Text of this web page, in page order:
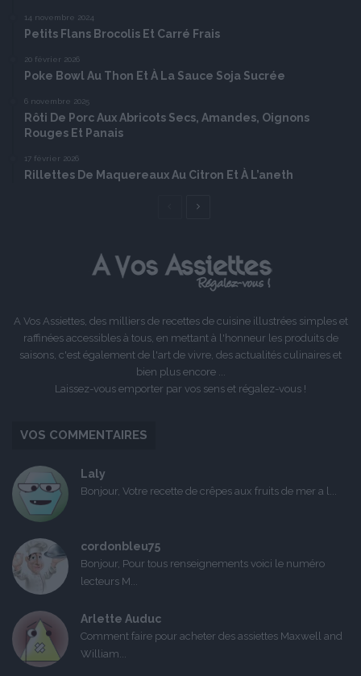
14 novembre 2024
Petits Flans Brocolis Et Carré Frais
20 février 2026
Poke Bowl Au Thon Et À La Sauce Soja Sucrée
6 novembre 2025
Rôti De Porc Aux Abricots Secs, Amandes, Oignons
Rouges Et Panais
17 février 2026
Rillettes De Maquereaux Au Citron Et À L’aneth
Page
A Vos Assiettes, des milliers de recettes de cuisine illustrées simples et
raffinées accessibles à tous, en mettant à l'honneur les produits de
saisons, c'est également de l'art de vivre, des actualités culinaires et
bien plus encore ...
Laissez-vous emporter par vos sens et régalez-vous !
VOS COMMENTAIRES
Laly
Bonjour, Votre recette de crêpes aux fruits de mer a l...
cordonbleu75
Bonjour, Pour tous renseignements voici le numéro
lecteurs M...
Arlette Auduc
Comment faire pour acheter des assiettes Maxwell and
William...